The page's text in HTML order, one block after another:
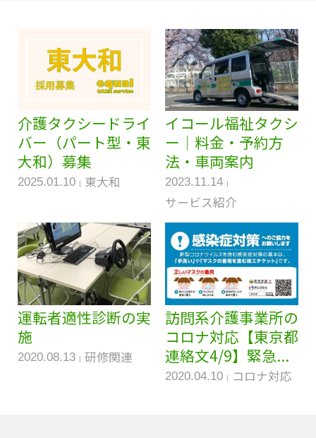
介護タクシードライ
バー（パート型・東
大和）募集
2025.01.10 東大和
イコール福祉タクシ
ー｜料金・予約方
法・車両案内
2023.11.14
サービス紹介
運転者適性診断の実
施
2020.08.13 研修関連
訪問系介護事業所の
コロナ対応【東京都
連絡文4/9】緊急...
2020.04.10 コロナ対応